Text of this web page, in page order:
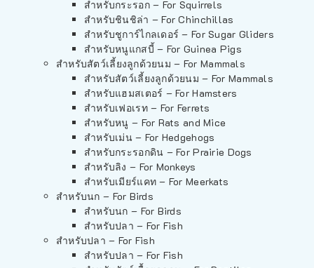
สำหรับกระรอก – For Squirrels
สำหรับชินชิล่า – For Chinchillas
สำหรับชูการ์ไกลเดอร์ – For Sugar Gliders
สำหรับหนูแกสบี้ – For Guinea Pigs
สำหรับสัตว์เลี้ยงลูกด้วยนม – For Mammals
สำหรับสัตว์เลี้ยงลูกด้วยนม – For Mammals
สำหรับแฮมสเตอร์ – For Hamsters
สำหรับเฟอเรท – For Ferrets
สำหรับหนู – For Rats and Mice
สำหรับเม่น – For Hedgehogs
สำหรับกระรอกดิน – For Prairie Dogs
สำหรับลิง – For Monkeys
สำหรับเมียร์แคท – For Meerkats
สำหรับนก – For Birds
สำหรับนก – For Birds
สำหรับปลา – For Fish
สำหรับปลา – For Fish
สำหรับปลา – For Fish